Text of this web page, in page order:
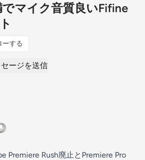
マイク音質良いFifine
ーする
ージを送信
Premiere Rush廃止とPremiere Pro